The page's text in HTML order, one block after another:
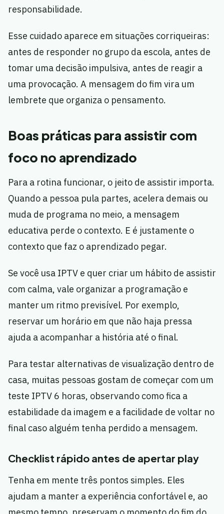
responsabilidade.
Esse cuidado aparece em situações corriqueiras:
antes de responder no grupo da escola, antes de
tomar uma decisão impulsiva, antes de reagir a
uma provocação. A mensagem do fim vira um
lembrete que organiza o pensamento.
Boas práticas para assistir com
foco no aprendizado
Para a rotina funcionar, o jeito de assistir importa.
Quando a pessoa pula partes, acelera demais ou
muda de programa no meio, a mensagem
educativa perde o contexto. E é justamente o
contexto que faz o aprendizado pegar.
Se você usa IPTV e quer criar um hábito de assistir
com calma, vale organizar a programação e
manter um ritmo previsível. Por exemplo,
reservar um horário em que não haja pressa
ajuda a acompanhar a história até o final.
Para testar alternativas de visualização dentro de
casa, muitas pessoas gostam de começar com um
teste IPTV 6 horas, observando como fica a
estabilidade da imagem e a facilidade de voltar no
final caso alguém tenha perdido a mensagem.
Checklist rápido antes de apertar play
Tenha em mente três pontos simples. Eles
ajudam a manter a experiência confortável e, ao